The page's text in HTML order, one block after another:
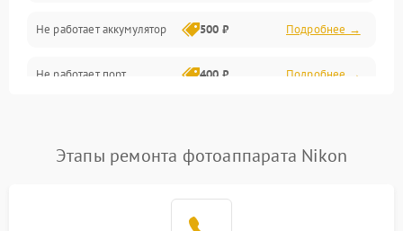
Программные сбои
Коммуникации и интерфейсы
Не работает аккумулятор 500 ₽ Подробнее →
Не работает порт 400 ₽ Подробнее →
Этапы ремонта фотоаппарата Nikon